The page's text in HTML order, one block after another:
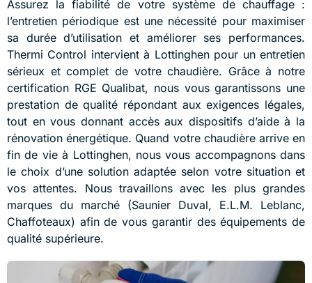
Assurez la fiabilité de votre système de chauffage :
l’entretien périodique est une nécessité pour maximiser
sa durée d’utilisation et améliorer ses performances.
Thermi Control intervient à Lottinghen pour un entretien
sérieux et complet de votre chaudière. Grâce à notre
certification RGE Qualibat, nous vous garantissons une
prestation de qualité répondant aux exigences légales,
tout en vous donnant accès aux dispositifs d’aide à la
rénovation énergétique. Quand votre chaudière arrive en
fin de vie à Lottinghen, nous vous accompagnons dans
le choix d’une solution adaptée selon votre situation et
vos attentes. Nous travaillons avec les plus grandes
marques du marché (Saunier Duval, E.L.M. Leblanc,
Chaffoteaux) afin de vous garantir des équipements de
qualité supérieure.